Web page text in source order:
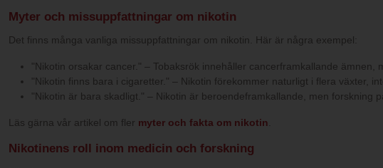
Myter och missuppfattningar om nikotin
Det finns många vanliga missuppfattningar om nikotin. Här är några exempel:
"Nikotin orsakar cancer." – Tobaksrök innehåller cancerframkallande
"Nikotin finns bara i cigaretter." – Nikotin förekommer naturligt i flera växter,
"Nikotin är bara skadligt." – Nikotin är beroendeframkallande, men forskning
Läs gärna vår artikel om fler myter och fakta om nikotin
Nikotinens roll inom medicin och forskning